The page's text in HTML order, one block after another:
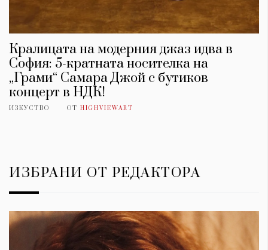
Кралицата на модерния джаз идва в
София: 5-кратната носителка на
„Грами“ Самара Джой с бутиков
концерт в НДК!
ИЗКУСТВО ОТ HIGHVIEWART
ИЗБРАНИ ОТ РЕДАКТОРА